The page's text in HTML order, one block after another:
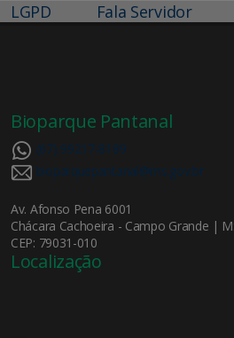
LGPD Fala Servidor
Bioparque Pantanal
(67) 99217-8189
bioparquepantanal@ms.gov.br
Av. Afonso Pena 6001
Chácara Cachoeira - Campo Grande |
CEP: 79031-010
Localização